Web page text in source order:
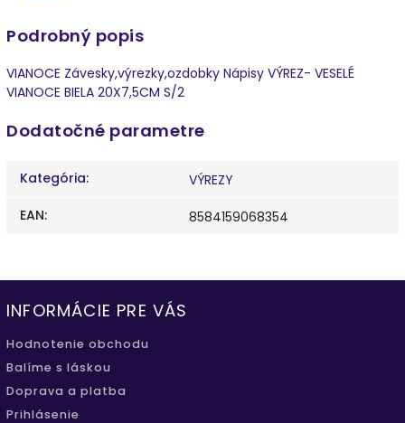
Podrobný popis
VIANOCE Závesky,výrezky,ozdobky Nápisy VÝREZ- VESELÉ
VIANOCE BIELA 20X7,5CM S/2
Dodatočné parametre
Kategória:
VÝREZY
EAN: 8584159068354
INFORMÁCIE PRE VÁS
Hodnotenie obchodu
Balíme s láskou
Doprava a platba
Prihlásenie